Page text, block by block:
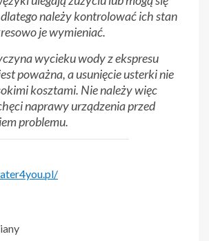
należy kontrolować ich stan
je wymieniać.
wycieku wody z ekspresu
poważna, a usunięcie usterki nie
kosztami. Nie należy więc
naprawy urządzenia przed
problemu.